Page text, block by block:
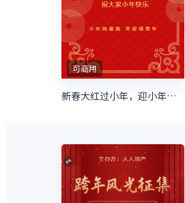
可商用
新春大红过小年，迎小年，小年快乐